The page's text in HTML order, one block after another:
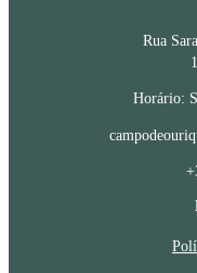
Rua
Horário: